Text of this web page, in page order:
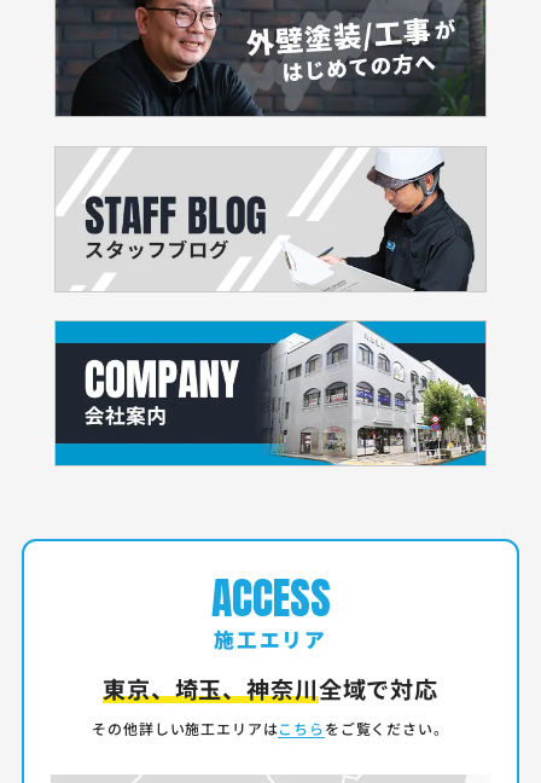
ACCESS
施工エリア
東京、埼玉、神奈川全域で対応
その他詳しい施工エリアはこちらをご覧ください。